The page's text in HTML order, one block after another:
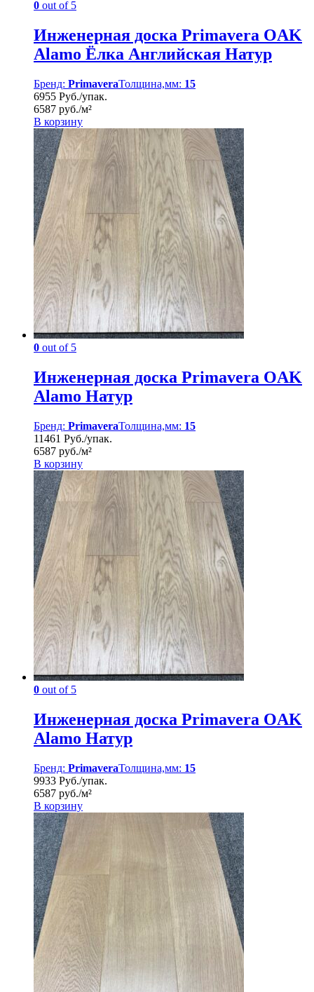
0 out of 5
Инженерная доска Primavera OAK
Alamo Ёлка Английская Натур
Бренд: PrimaveraТолщина,мм: 15
6955 Руб./упак.
6587 руб./м²
В корзину
0 out of 5
Инженерная доска Primavera OAK
Alamo Натур
Бренд: PrimaveraТолщина,мм: 15
11461 Руб./упак.
6587 руб./м²
В корзину
0 out of 5
Инженерная доска Primavera OAK
Alamo Натур
Бренд: PrimaveraТолщина,мм: 15
9933 Руб./упак.
6587 руб./м²
В корзину